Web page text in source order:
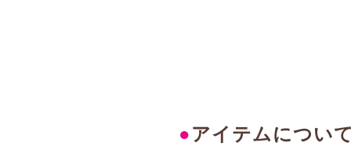
●アイテムについ